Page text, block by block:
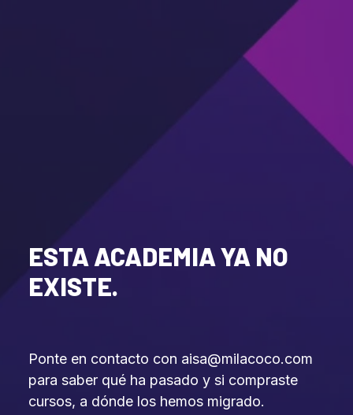
ESTA ACADEMIA YA NO
EXISTE.
Ponte en contacto con aisa@milacoco.com
para saber qué ha pasado y si compraste
cursos, a dónde los hemos migrado.